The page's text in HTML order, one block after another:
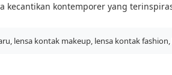
kecantikan kontemporer yang
lensa kontak makeup, lensa kontak